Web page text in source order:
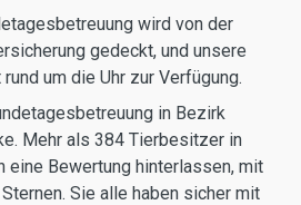
wird von der
gedeckt, und unsere
um die Uhr zur Verfügung.
in Bezirk
Mehr als 384 Tierbesitzer in
eine Bewertung hinterlassen, mit
Sie alle haben sicher mit